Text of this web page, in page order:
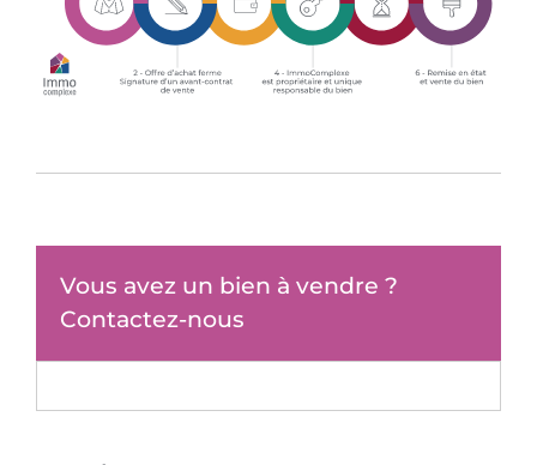
Vous avez un bien à vendre ?
Contactez-nous